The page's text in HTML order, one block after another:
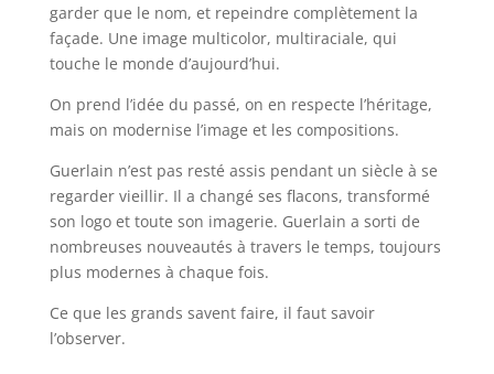
garder que le nom, et repeindre complètement la
façade. Une image multicolor, multiraciale, qui
touche le monde d’aujourd’hui.
On prend l’idée du passé, on en respecte l’héritage,
mais on modernise l’image et les compositions.
Guerlain n’est pas resté assis pendant un siècle à se
regarder vieillir. Il a changé ses flacons, transformé
son logo et toute son imagerie. Guerlain a sorti de
nombreuses nouveautés à travers le temps, toujours
plus modernes à chaque fois.
Ce que les grands savent faire, il faut savoir
l’observer.